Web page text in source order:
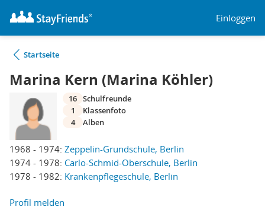
Einloggen
Startseite
Marina Kern (Marina Köhler)
1968 - 1974: Zeppelin-Grundschule, Berlin
1974 - 1978: Carlo-Schmid-Oberschule, Berlin
1978 - 1982: Krankenpflegeschule, Berlin
16 Schulfreunde
1
Klassenfoto
4
Alben
Profil melden